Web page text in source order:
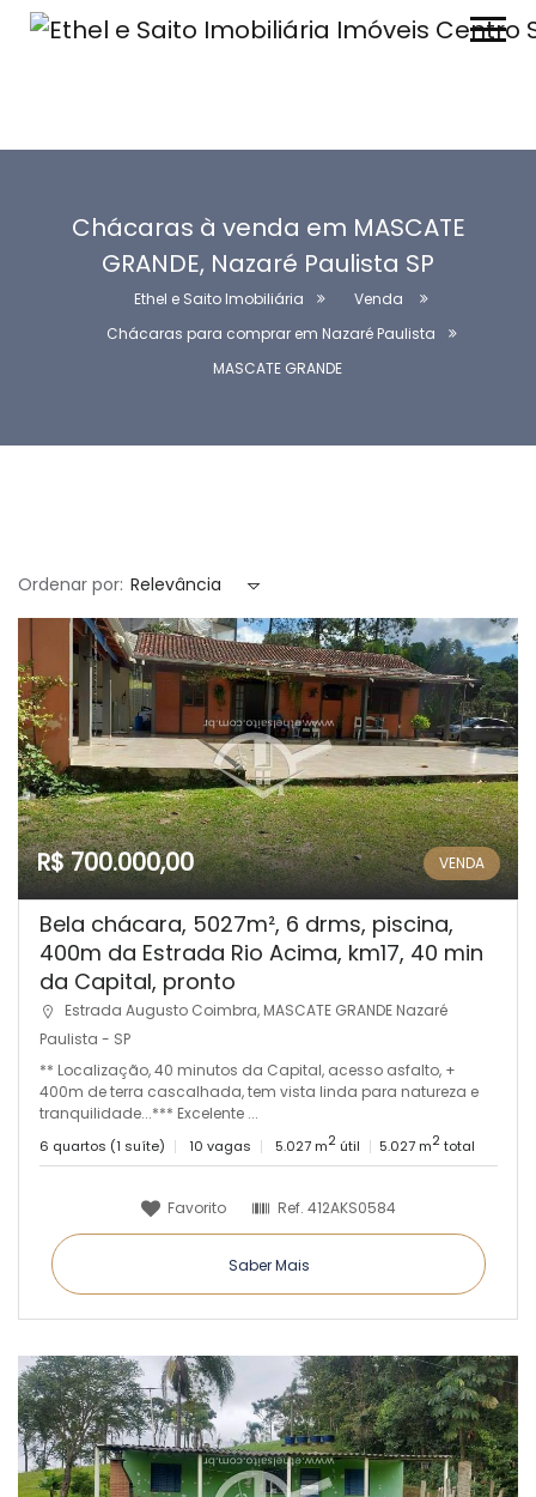
Chácaras à venda em MASCATE
GRANDE, Nazaré Paulista SP
Ethel e Saito Imobiliária
Venda
Chácaras para comprar em Nazaré Paulista
MASCATE GRANDE
Ordenar por: Relevância
R$ 700.000,00 VENDA
Bela chácara, 5027m², 6 drms, piscina,
400m da Estrada Rio Acima, km17, 40 min
da Capital, pronto
Estrada Augusto Coimbra, MASCATE GRANDE Nazaré
Paulista - SP
** Localização, 40 minutos da Capital, acesso asfalto, +
400m de terra cascalhada, tem vista linda para natureza e
tranquilidade...*** Excelente ...
6 quartos (1 suíte) 10 vagas 5.027 m2 útil 5.027 m2total
Favorito Ref. 412AKS0584
Saber Mais